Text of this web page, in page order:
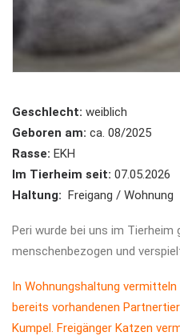
Geschlecht: weiblich
Geboren am: ca. 08/2025
Rasse: EKH
Im Tierheim seit: 07.05.2026
Haltung: Freigang / Wohnung
Peri wurde bei uns im Tierheim
menschenbezogen und
In Wohnungshaltung
bereits vorhandenen
Kumpel. Freigänger Katzen